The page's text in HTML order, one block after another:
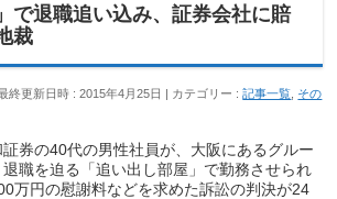
で退職追い込み、証券会社に賠
裁
終更新日時 : 2015年4月25日 カテゴリー :記事一覧 その
券の40代の男性社員が、大阪にあるグルー
職を迫る「追い出し部屋」で勤務させられ
万円の慰謝料などを求めた訴訟の判決が24